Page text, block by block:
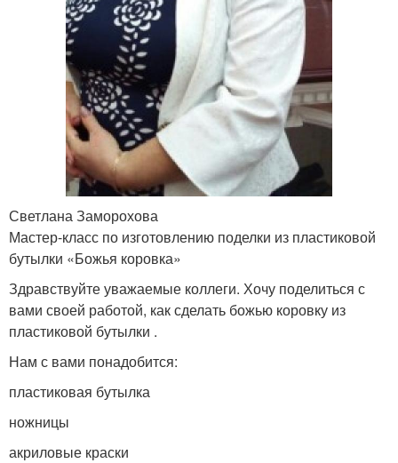
Светлана Заморохова
Мастер-класс по изготовлению поделки из пластиковой
бутылки «Божья коровка»
Здравствуйте уважаемые коллеги. Хочу поделиться с
вами своей работой, как сделать божью коровку из
пластиковой бутылки .
Нам с вами понадобится:
пластиковая бутылка
ножницы
акриловые краски